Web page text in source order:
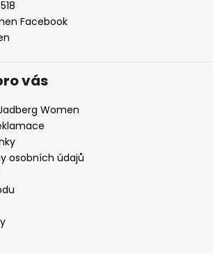
Facebook
vás
Women
osobních údajů